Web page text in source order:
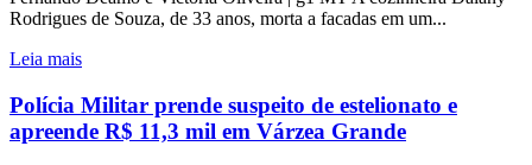
Rodrigues de Souza, de 33 anos, morta a facadas em um...
Leia mais
Polícia Militar prende suspeito de estelionato e
apreende R$ 11,3 mil em Várzea Grande